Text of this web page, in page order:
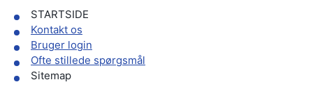
STARTSIDE
Kontakt os
Bruger login
Ofte stillede spørgsmål
Sitemap